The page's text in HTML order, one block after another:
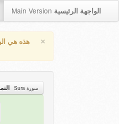
Main Version الواجهة الرئيسية
× هذه هي
سورة Sura